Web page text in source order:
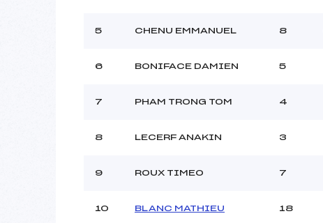
5 CHENU EMMANUEL 8
6 BONIFACE DAMIEN 5
7 PHAM TRONG TOM 4
8 LECERF ANAKIN 3
9 ROUX TIMEO 7
10 BLANC MATHIEU 18